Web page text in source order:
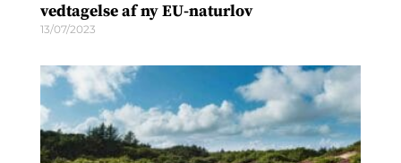
vedtagelse af ny EU-naturlov
13/07/2023